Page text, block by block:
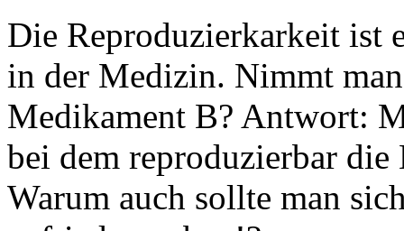
Die Reproduzierkarkeit ist
in der Medizin. Nimmt
Medikament B? Antwort:
bei dem reproduzierbar die
Warum auch sollte man